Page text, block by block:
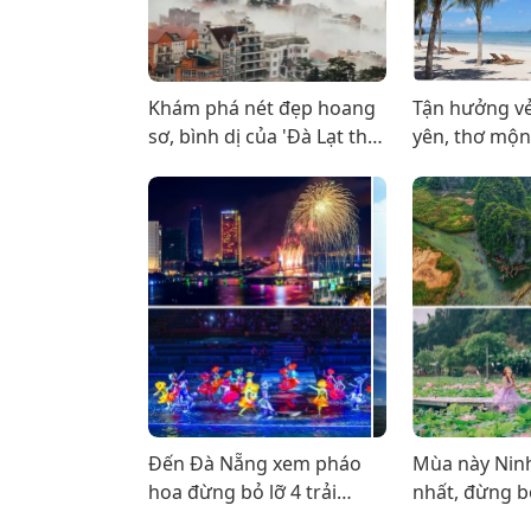
Khám phá nét đẹp hoang
sơ, bình dị của 'Đà Lạt thu
Tận hưởng
yên, thơ
Đến Đà Nẵng xem pháo
hoa đừng bỏ lỡ 4 trải
Mùa này
nhất, đừng